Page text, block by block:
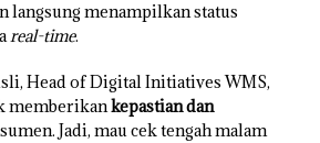
langsung menampilkan status
real-time.
Head of Digital Initiatives WMS,
memberikankepastian dan
Jadi, mau cek tengah malam